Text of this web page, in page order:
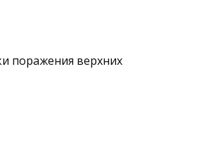
поражения верхних